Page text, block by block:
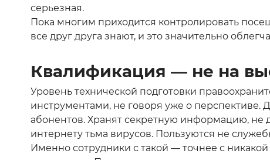
серьезная.
Пока многим приходится контролировать
все друг друга знают, и это значительно
Квалификация — не на
Уровень технической подготовки
инструментами, не говоря уже о
абонентов. Хранят секретную информацию,
интернету тьма вирусов. Пользуются не
Именно сотрудники с такой — точнее с